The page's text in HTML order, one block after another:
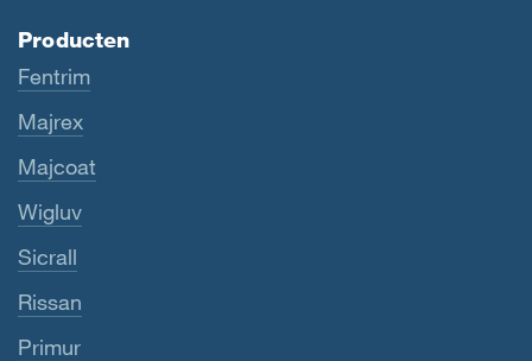
Producten
Fentrim
Majrex
Majcoat
Wigluv
Sicrall
Rissan
Primur